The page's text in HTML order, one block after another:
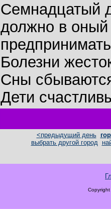
Семнадцатый
должно в оный
Болезни
Сны
Дети
<предыдущий день
выбрать другой город